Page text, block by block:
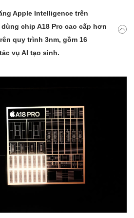
Apple Intelligence trên
dùng chip A18 Pro cao cấp hơn
quy trình 3nm, gồm 16
vụ AI tạo sinh.